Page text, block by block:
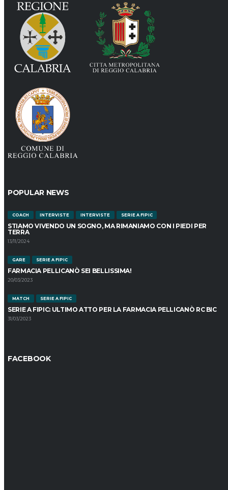
POPULAR NEWS
COACH INTERVISTE INTERVISTE SERIE A FIPIC
STIAMO VIVENDO UN SOGNO, MA RIMANIAMO CON I PIEDI PER
TERRA
13/11/2024
GARE SERIE A FIPIC
FARMACIA PELLICANÒ SEI BELLISSIMA!
20/03/2023
MATCH SERIE A FIPIC
SERIE A FIPIC: ULTIMO ATTO PER LA FARMACIA PELLICANÒ RC BIC
31/03/2023
FACEBOOK